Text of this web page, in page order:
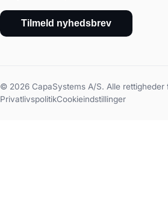
Tilmeld nyhedsbrev
© 2026 CapaSystems A/S. Alle rettigheder
PrivatlivspolitikCookieindstillinger